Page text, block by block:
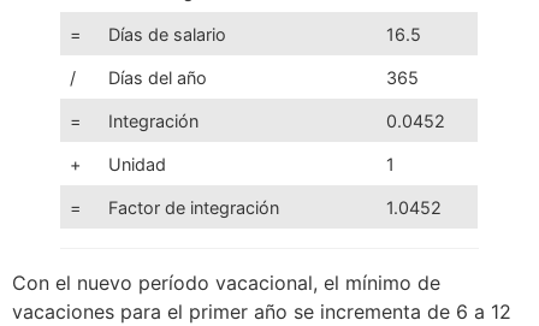
= Días de salario 16.5
/ Días del año 365
= Integración 0.0452
+ Unidad 1
= Factor de integración 1.0452
Con el nuevo período vacacional, el mínimo de
vacaciones para el primer año se incrementa de 6 a 12